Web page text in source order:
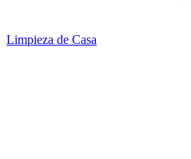
Limpieza de Casa